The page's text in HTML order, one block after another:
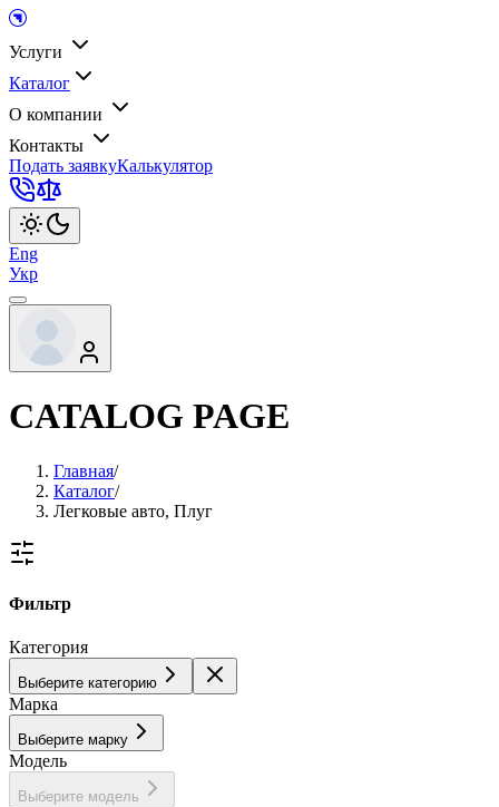
Услуги
Каталог
О компании
Контакты
Подать заявкуКалькулятор
Eng
Укр
CATALOG PAGE
Главная/
Каталог/
Легковые авто, Плуг
Фильтр
Категория
Выберите категорию
Марка
Выберите марку
Модель
Выберите модель